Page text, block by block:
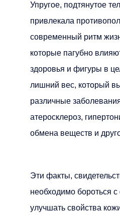
Упругое, подтянутое
привлекала
современный ритм
которые пагубно
здоровья и фигуры в
лишний вес, который
различные
атеросклероз,
обмена веществ и
Эти факты,
необходимо бороться
улучшать свойства